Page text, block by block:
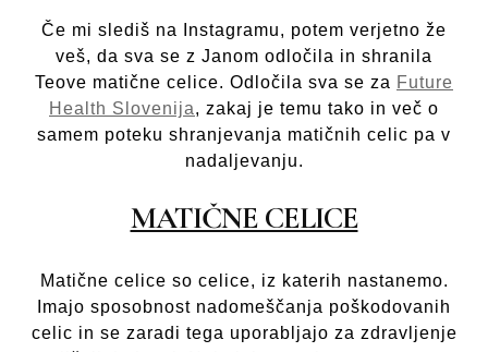
Če mi slediš na Instagramu, potem verjetno že
veš, da sva se z Janom odločila in shranila
Teove matične celice. Odločila sva se za Future
Health Slovenija, zakaj je temu tako in več o
samem poteku shranjevanja matičnih celic pa v
nadaljevanju.
MATIČNE CELICE
Matične celice so celice, iz katerih nastanemo.
Imajo sposobnost nadomeščanja poškodovanih
celic in se zaradi tega uporabljajo za zdravljenje